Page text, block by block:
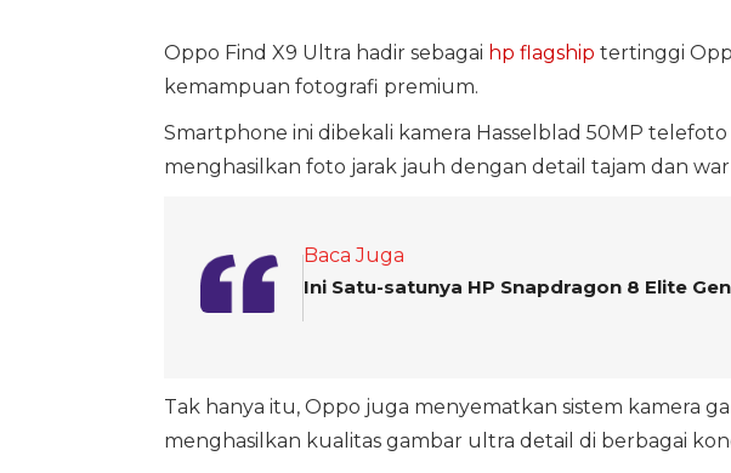
Oppo Find X9 Ultra hadir sebagai hp flagship tertinggi
kemampuan fotografi premium.
Smartphone ini dibekali kamera Hasselblad 50MP
menghasilkan foto jarak jauh dengan detail tajam dan
Baca Juga
Ini Satu-satunya HP Snapdragon 8 Elite
Tak hanya itu, Oppo juga menyematkan sistem kamera
menghasilkan kualitas gambar ultra detail di berbagai